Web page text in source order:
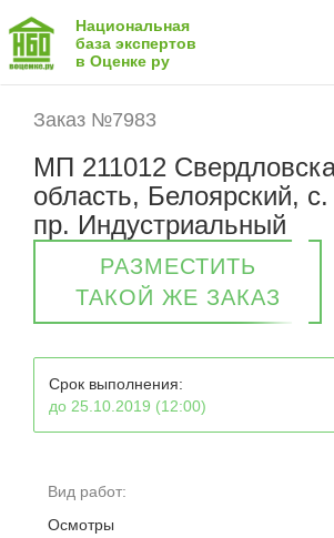
Национальная
база экспертов
в Оценке ру
Заказ №7983
МП 211012
область, Белоярский,
пр. Индустриальный
РАЗМЕСТИТЬ
ТАКОЙ ЖЕ ЗАКАЗ
Срок выполнения:
до 25.10.2019 (12:00)
Вид работ:
Осмотры